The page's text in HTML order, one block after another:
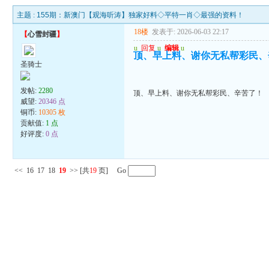
主题 : 155期：新澳门【观海听涛】独家好料◇平特一肖◇最强的资料！
【心雪封疆】
圣骑士
发帖:2280
威望:20346 点
铜币: 10305 枚
贡献值: 1 点
好评度:0 点
18楼 发表于: 2026-06-03 22:17
u 回复 u 编辑 u
顶、早上料、谢你无私帮彩民、
顶、早上料、谢你无私帮彩民、辛苦了！
<< 16 17 18 19 >> [共19 页] Go